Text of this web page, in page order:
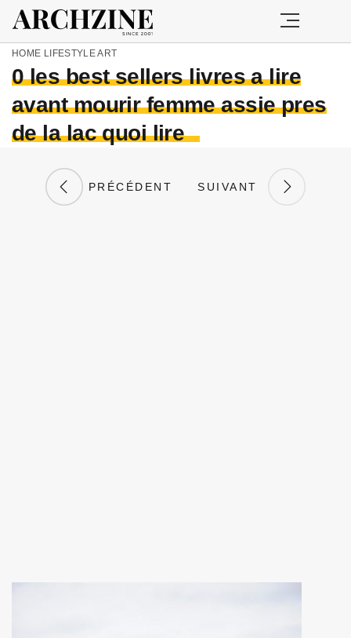
HOME LIFESTYLEART
0 les best sellers livres a lire
avant mourir femme assie pres
de la lac quoi lire
PRÉCÉDENT SUIVANT